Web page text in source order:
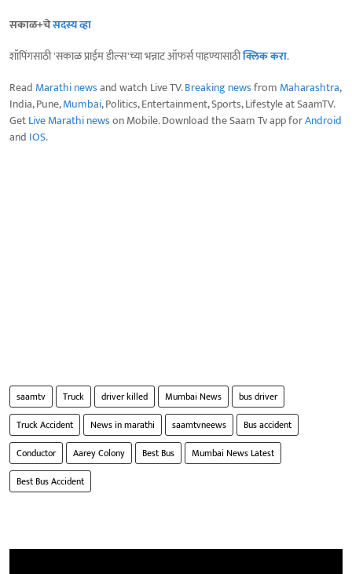
सकाळ+चेसदस्य व्हा
शॉपिंगसाठी 'सकाळ प्राईम डील्स'च्या भन्नाट ऑफर्स पाहण्यासाठीक्लिक करा.
Read Marathi newsand watch Live TV.Breaking newsfrom Maharashtra,
India, Pune,Mumbai, Politics, Entertainment, Sports, Lifestyle at SaamTV.
GetLive Marathi newson Mobile. Download the Saam Tv app forAndroid
and IOS.
saamtv Truck driver killed Mumbai News
bus driver
Truck Accident
News in marathi saamtvneews
Bus accident
Conductor
Aarey Colony Best Bus
Mumbai News Latest
Best Bus Accident